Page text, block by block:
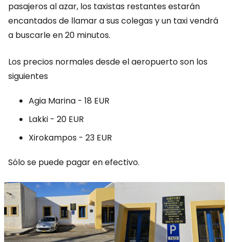
pasajeros al azar, los taxistas restantes estarán
encantados de llamar a sus colegas y un taxi vendrá
a buscarle en 20 minutos.
Los precios normales desde el aeropuerto son los
siguientes
Agia Marina - 18 EUR
Lakki - 20 EUR
Xirokampos - 23 EUR
Sólo se puede pagar en efectivo.